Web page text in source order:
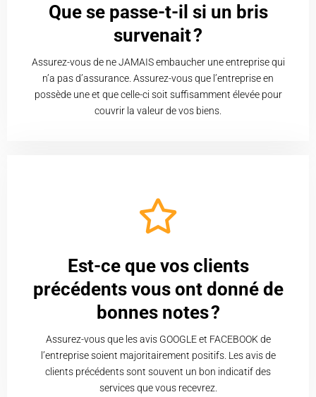
Que se passe-t-il si un bris
survenait ?
Assurez-vous de ne JAMAIS embaucher une entreprise qui
n’a pas d’assurance. Assurez-vous que l’entreprise en
possède une et que celle-ci soit suffisamment élevée pour
couvrir la valeur de vos biens.
Est-ce que vos clients
précédents vous ont donné de
bonnes notes ?
Assurez-vous que les avis GOOGLE et FACEBOOK de
l’entreprise soient majoritairement positifs. Les avis de
clients précédents sont souvent un bon indicatif des
services que vous recevrez.